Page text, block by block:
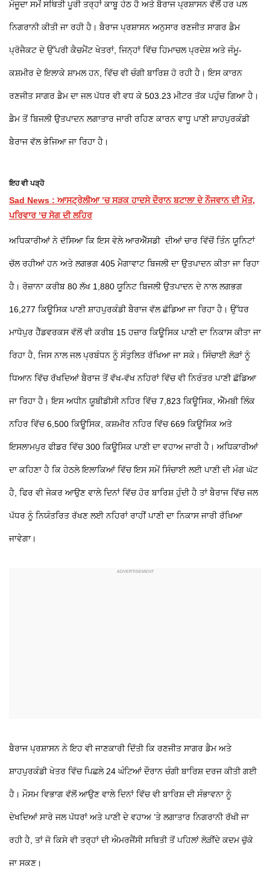
ਮੌਜੂਦਾ ਸਮੇਂ ਸਥਿਤੀ ਪੂਰੀ ਤਰ੍ਹਾਂ ਕਾਬੂ ਹੇਠ ਹੈ ਅਤੇ ਬੈਰਾਜ ਪ੍ਰਸ਼ਾਸਨ ਵੱਲੋਂ ਹਰ ਪਲ
ਨਿਗਰਾਨੀ ਕੀਤੀ ਜਾ ਰਹੀ ਹੈ। ਬੈਰਾਜ ਪ੍ਰਸ਼ਾਸਨ ਅਨੁਸਾਰ ਰਣਜੀਤ ਸਾਗਰ ਡੈਮ
ਪ੍ਰੋਜੈਕਟ ਦੇ ਉੱਪਰੀ ਕੈਚਮੈਂਟ ਖੇਤਰਾਂ, ਜਿਨ੍ਹਾਂ ਵਿੱਚ ਹਿਮਾਚਲ ਪ੍ਰਦੇਸ਼ ਅਤੇ ਜੰਮੂ-
ਕਸ਼ਮੀਰ ਦੇ ਇਲਾਕੇ ਸ਼ਾਮਲ ਹਨ, ਵਿੱਚ ਵੀ ਚੰਗੀ ਬਾਰਿਸ਼ ਹੋ ਰਹੀ ਹੈ। ਇਸ ਕਾਰਨ
ਰਣਜੀਤ ਸਾਗਰ ਡੈਮ ਦਾ ਜਲ ਪੱਧਰ ਵੀ ਵਧ ਕੇ 503.23 ਮੀਟਰ ਤੱਕ ਪਹੁੰਚ ਗਿਆ ਹੈ।
ਡੈਮ ਤੋਂ ਬਿਜਲੀ ਉਤਪਾਦਨ ਲਗਾਤਾਰ ਜਾਰੀ ਰਹਿਣ ਕਾਰਨ ਵਾਧੂ ਪਾਣੀ ਸ਼ਾਹਪੁਰਕੰਡੀ
ਬੈਰਾਜ ਵੱਲ ਭੇਜਿਆ ਜਾ ਰਿਹਾ ਹੈ।
ਇਹ ਵੀ ਪੜ੍ਹੋ
Sad News : ਆਸਟ੍ਰੇਲੀਆ ’ਚ ਸੜਕ ਹਾਦਸੇ ਦੌਰਾਨ ਬਟਾਲਾ ਦੇ ਨੌਜਵਾਨ ਦੀ ਮੌਤ,
ਪਰਿਵਾਰ ’ਚ ਸੋਗ ਦੀ ਲਹਿਰ
ਅਧਿਕਾਰੀਆਂ ਨੇ ਦੱਸਿਆ ਕਿ ਇਸ ਵੇਲੇ ਆਰਐੱਸਡੀ ਦੀਆਂ ਚਾਰ ਵਿੱਚੋਂ ਤਿੰਨ ਯੂਨਿਟਾਂ
ਚੱਲ ਰਹੀਆਂ ਹਨ ਅਤੇ ਲਗਭਗ 405 ਮੈਗਾਵਾਟ ਬਿਜਲੀ ਦਾ ਉਤਪਾਦਨ ਕੀਤਾ ਜਾ ਰਿਹਾ
ਹੈ। ਰੋਜ਼ਾਨਾ ਕਰੀਬ 80 ਲੱਖ 1,880 ਯੂਨਿਟ ਬਿਜਲੀ ਉਤਪਾਦਨ ਦੇ ਨਾਲ ਲਗਭਗ
16,277 ਕਿਊਸਿਕ ਪਾਣੀ ਸ਼ਾਹਪੁਰਕੰਡੀ ਬੈਰਾਜ ਵੱਲ ਛੱਡਿਆ ਜਾ ਰਿਹਾ ਹੈ। ਉੱਧਰ
ਮਾਧੋਪੁਰ ਹੈੱਡਵਰਕਸ ਵੱਲੋਂ ਵੀ ਕਰੀਬ 15 ਹਜ਼ਾਰ ਕਿਊਸਿਕ ਪਾਣੀ ਦਾ ਨਿਕਾਸ ਕੀਤਾ ਜਾ
ਰਿਹਾ ਹੈ, ਜਿਸ ਨਾਲ ਜਲ ਪ੍ਰਬੰਧਨ ਨੂੰ ਸੰਤੁਲਿਤ ਰੱਖਿਆ ਜਾ ਸਕੇ। ਸਿੰਚਾਈ ਲੋੜਾਂ ਨੂੰ
ਧਿਆਨ ਵਿੱਚ ਰੱਖਦਿਆਂ ਬੈਰਾਜ ਤੋਂ ਵੱਖ-ਵੱਖ ਨਹਿਰਾਂ ਵਿੱਚ ਵੀ ਨਿਰੰਤਰ ਪਾਣੀ ਛੱਡਿਆ
ਜਾ ਰਿਹਾ ਹੈ। ਇਸ ਅਧੀਨ ਯੂਬੀਡੀਸੀ ਨਹਿਰ ਵਿੱਚ 7,823 ਕਿਊਸਿਕ, ਐੱਮਬੀ ਲਿੰਕ
ਨਹਿਰ ਵਿੱਚ 6,500 ਕਿਊਸਿਕ, ਕਸ਼ਮੀਰ ਨਹਿਰ ਵਿੱਚ 669 ਕਿਊਸਿਕ ਅਤੇ
ਇਸਲਾਮਪੁਰ ਫੀਡਰ ਵਿੱਚ 300 ਕਿਊਸਿਕ ਪਾਣੀ ਦਾ ਵਹਾਅ ਜਾਰੀ ਹੈ। ਅਧਿਕਾਰੀਆਂ
ਦਾ ਕਹਿਣਾ ਹੈ ਕਿ ਹੇਠਲੇ ਇਲਾਕਿਆਂ ਵਿੱਚ ਇਸ ਸਮੇਂ ਸਿੰਚਾਈ ਲਈ ਪਾਣੀ ਦੀ ਮੰਗ ਘੱਟ
ਹੈ, ਫਿਰ ਵੀ ਜੇਕਰ ਆਉਣ ਵਾਲੇ ਦਿਨਾਂ ਵਿੱਚ ਹੋਰ ਬਾਰਿਸ਼ ਹੁੰਦੀ ਹੈ ਤਾਂ ਬੈਰਾਜ ਵਿੱਚ ਜਲ
ਪੱਧਰ ਨੂੰ ਨਿਯੰਤਰਿਤ ਰੱਖਣ ਲਈ ਨਹਿਰਾਂ ਰਾਹੀਂ ਪਾਣੀ ਦਾ ਨਿਕਾਸ ਜਾਰੀ ਰੱਖਿਆ
ਜਾਵੇਗਾ।
ਬੈਰਾਜ ਪ੍ਰਸ਼ਾਸਨ ਨੇ ਇਹ ਵੀ ਜਾਣਕਾਰੀ ਦਿੱਤੀ ਕਿ ਰਣਜੀਤ ਸਾਗਰ ਡੈਮ ਅਤੇ
ਸ਼ਾਹਪੁਰਕੰਡੀ ਖੇਤਰ ਵਿੱਚ ਪਿਛਲੇ 24 ਘੰਟਿਆਂ ਦੌਰਾਨ ਚੰਗੀ ਬਾਰਿਸ਼ ਦਰਜ ਕੀਤੀ ਗਈ
ਹੈ। ਮੌਸਮ ਵਿਭਾਗ ਵੱਲੋਂ ਆਉਣ ਵਾਲੇ ਦਿਨਾਂ ਵਿੱਚ ਵੀ ਬਾਰਿਸ਼ ਦੀ ਸੰਭਾਵਨਾ ਨੂੰ
ਦੇਖਦਿਆਂ ਸਾਰੇ ਜਲ ਪੱਧਰਾਂ ਅਤੇ ਪਾਣੀ ਦੇ ਵਹਾਅ ’ਤੇ ਲਗਾਤਾਰ ਨਿਗਰਾਨੀ ਰੱਖੀ ਜਾ
ਰਹੀ ਹੈ, ਤਾਂ ਜੋ ਕਿਸੇ ਵੀ ਤਰ੍ਹਾਂ ਦੀ ਐਮਰਜੈਂਸੀ ਸਥਿਤੀ ਤੋਂ ਪਹਿਲਾਂ ਲੋੜੀਂਦੇ ਕਦਮ ਚੁੱਕੇ
ਜਾ ਸਕਣ।